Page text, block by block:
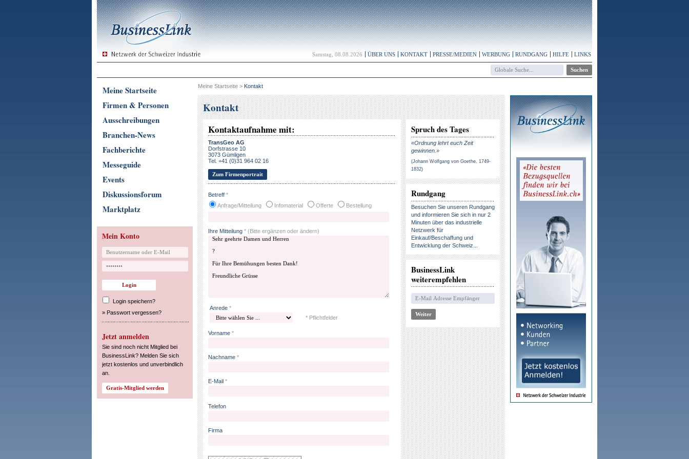
Samstag, 08.08.2026 ÜBER UNS KONTAKT PRESSE/MEDIEN WERBUNG RUNDGANG HILFE LINKS
Meine Startseite
Firmen & Personen
Ausschreibungen
Branchen-News
Fachberichte
Messeguide
Events
Diskussionsforum
Marktplatz
Mein Konto
Login speichern?
» Passwort vergessen?
Jetzt anmelden
Sie sind noch nicht Mitglied bei
BusinessLink? Melden Sie sich
jetzt kostenlos und unverbindlich
an.
Meine Startseite > Kontakt
Kontakt
Kontaktaufnahme mit:
TransGeo AG
Dorfstrasse 10
3073 Gümligen
Tel. +41 (0)31 964 02 16
Zum Firmenportrait
Betreff *
Anfrage/Mitteilung
Infomaterial Offerte Bestellung
Ihre Mitteilung * (Bitte ergänzen oder ändern)
Anrede *
* Pflichtfelder
Vorname *
Nachname *
E-Mail *
Telefon
Firma
Spruch des Tages
«Ordnung lehrt euch Zeit
gewinnen.»
(Johann Wolfgang von Goethe, 1749-
1832)
Rundgang
Besuchen Sie unseren Rundgang
und informieren Sie sich in nur 2
Minuten über das industrielle
Netzwerk für
Einkauf/Beschaffung und
Entwicklung der Schweiz...
BusinessLink
weiterempfehlen